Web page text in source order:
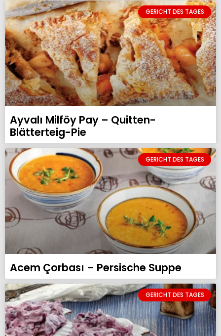
GERICHT DES TAGES
Ayvalı Milföy Pay – Quitten-
Blätterteig-Pie
GERICHT DES TAGES
Acem Çorbası – Persische Suppe
GERICHT DES TAGES